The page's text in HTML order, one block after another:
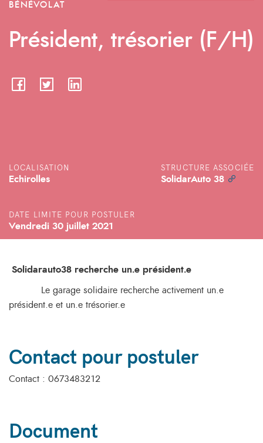
BÉNÉVOLAT
Président, trésorier (F/H)
LOCALISATION
Echirolles
STRUCTURE ASSOCIÉE
SolidarAuto 38
DATE LIMITE POUR POSTULER
Vendredi 30 juillet 2021
Solidarauto38 recherche un.e président.e
Le garage solidaire recherche activement un.e
président.e et un.e trésorier.e
Contact pour postuler
Contact : 0673483212
Document